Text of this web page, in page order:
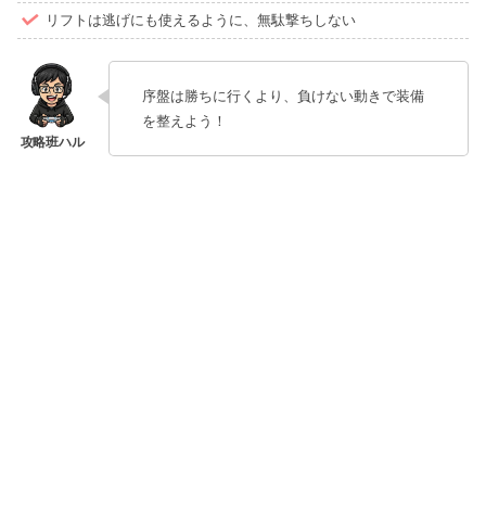
リフトは逃げにも使えるように、無駄撃ちしない
序盤は勝ちに行くより、負けない動きで装備
を整えよう！